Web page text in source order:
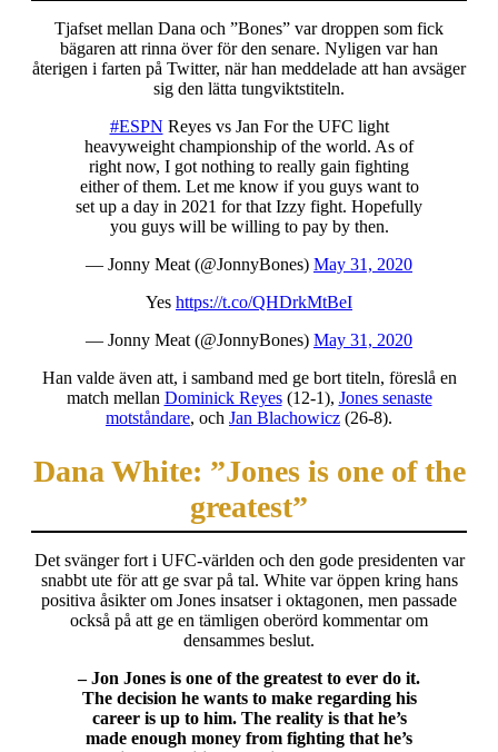
Tjafset mellan Dana och ”Bones” var droppen som fick
bägaren att rinna över för den senare. Nyligen var han
återigen i farten på Twitter, när han meddelade att han avsäger
sig den lätta tungviktstiteln.
#ESPN Reyes vs Jan For the UFC light
heavyweight championship of the world. As of
right now, I got nothing to really gain fighting
either of them. Let me know if you guys want to
set up a day in 2021 for that Izzy fight. Hopefully
you guys will be willing to pay by then.
— Jonny Meat (@JonnyBones) May 31, 2020
Yes https://t.co/QHDrkMtBeI
— Jonny Meat (@JonnyBones) May 31, 2020
Han valde även att, i samband med ge bort titeln, föreslå en
match mellan Dominick Reyes(12-1), Jones senaste
motståndare, och Jan Blachowicz (26-8).
Dana White: ”Jones is one of the
greatest”
Det svänger fort i UFC-världen och den gode presidenten var
snabbt ute för att ge svar på tal. White var öppen kring hans
positiva åsikter om Jones insatser i oktagonen, men passade
också på att ge en tämligen oberörd kommentar om
densammes beslut.
– Jon Jones is one of the greatest to ever do it.
The decision he wants to make regarding his
career is up to him. The reality is that he’s
made enough money from fighting that he’s